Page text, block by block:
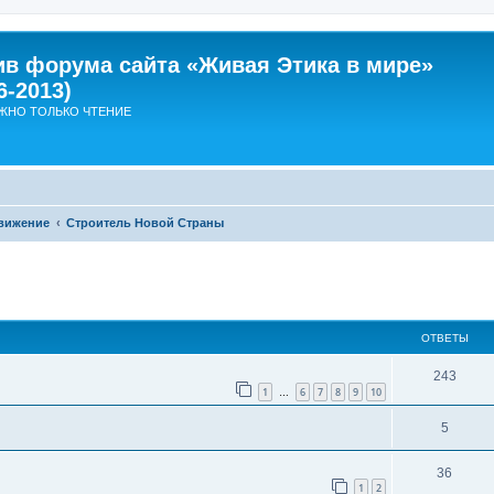
форума сайта «Живая Этика в мире»
2013)
ТОЛЬКО ЧТЕНИЕ
Строитель Новой Страны
ОТВЕТЫ
1 … 6 7 8 9 10
243О
т
5О
т
1 2
36